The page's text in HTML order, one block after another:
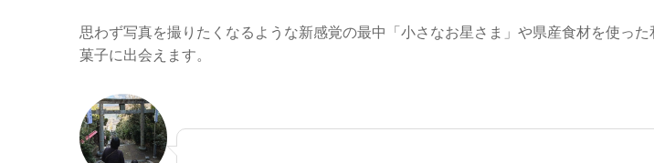
思わず写真を撮りたくなるような新感覚の最中「小さなお星さま」や県産食材を使っ
菓子に出会えます。